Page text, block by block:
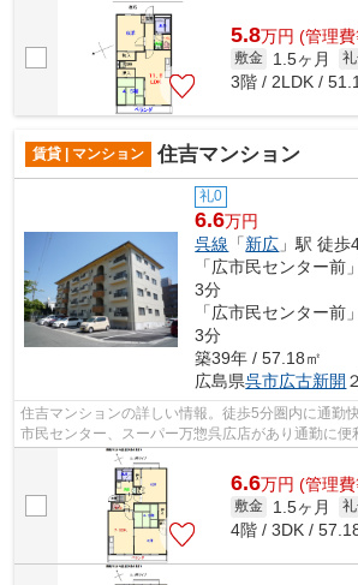
5.8万円 (管理
敷金 1.5ヶ月
3階 / 2LDK /
賃貸 | マンション 住吉マンション
礼0
6.6万円
呉線 「新広 」駅 徒歩
「広市民センター
3分
「広市民センター
3分
築39年 / 57.18㎡
広島県呉市広古新開
住吉マンションの詳しい情報。徒歩5分圏内に通勤
市民センター、スーパー万惣呉広店があり通勤に便
に便利な呉中央幼稚園徒歩2分。温水洗...
6.6万円 (管理
敷金 1.5ヶ月
4階 / 3DK /